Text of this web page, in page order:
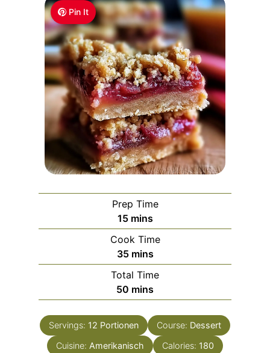
Pin It
Prep Time
15m
i
n
u
t
e
s
mins
Cook Time
35m
i
n
u
e
s
mins
Total Time
50 m
i
n
u
t
mins
Servings: 12 Portionen Course: Dessert
Cuisine: Amerikanisch Calories: 180